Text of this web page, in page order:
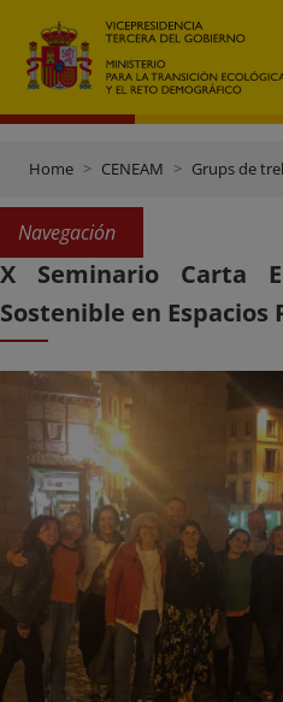
Home CENEAM Grups de
Navegación
X Seminario Carta
Sostenible en Espacios